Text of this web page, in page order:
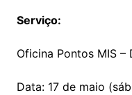
Serviço:
Oficina Pontos MIS –
Data: 17 de maio